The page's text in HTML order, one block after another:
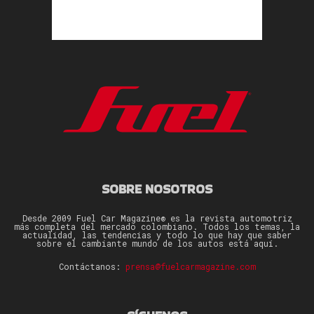
SOBRE NOSOTROS
Desde 2009 Fuel Car Magazine® es la revista automotriz
más completa del mercado colombiano. Todos los temas, la
actualidad, las tendencias y todo lo que hay que saber
sobre el cambiante mundo de los autos está aquí.
Contáctanos: prensa@fuelcarmagazine.com